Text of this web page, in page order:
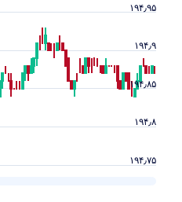
۱۹۴٫۷۵
۱۹۴٫۸
۱۹۴٫۸۵
۱۹۴٫۹
۱۹۴٫۹۵